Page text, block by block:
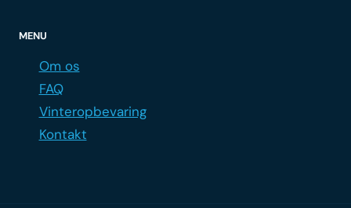
MENU
Om os
FAQ
Vinteropbevaring
Kontakt